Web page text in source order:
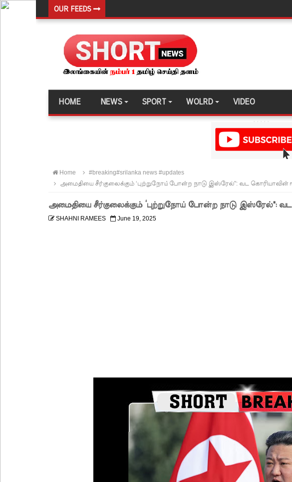
OUR FEEDS
அனோஜனுக்கான மேல்முறையீடு வெற்றியடைவதற்கோ அல்லது தண்டனை
- இலங்கைத் தூதரகம்!
களுத்துறை சிறைச்சாலைக்கு ஹெரோயின் கடத்த முயன்ற இருவர் கைது
உயர்தரப் பரீட்சையை ஒத்திவைக்குமாறு கோரிய மனு தள்ளுபடி
மக்கள் நலனுக்கே முன்னுரிமை கந்தசாமி பிரபு எம்.பி!
துபாயில் வினோதம்: பிரபல மனித ரோபோவுக்கு திருமணம்!
HOME NEWS SPORT WOLRD VIDEO
Home
#breaking#srilanka news #updates
அமைதியை சீர்குலைக்கும் ‘புற்றுநோய் போன்ற நாடு இஸ்ரேல்": வட கொரியாவின்
அமைதியை சீர்குலைக்கும் ‘புற்றுநோய் போன்ற நாடு இஸ்ரேல்":
SHAHNI RAMEES June 19, 2025